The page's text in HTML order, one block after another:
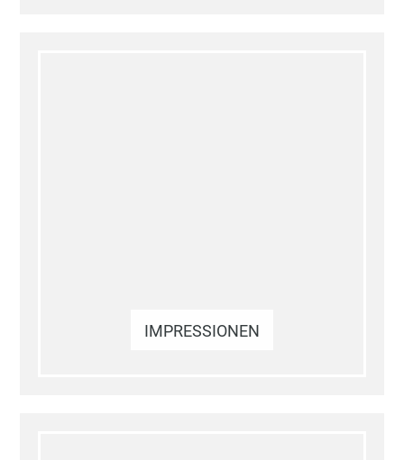
IMPRESSIONEN